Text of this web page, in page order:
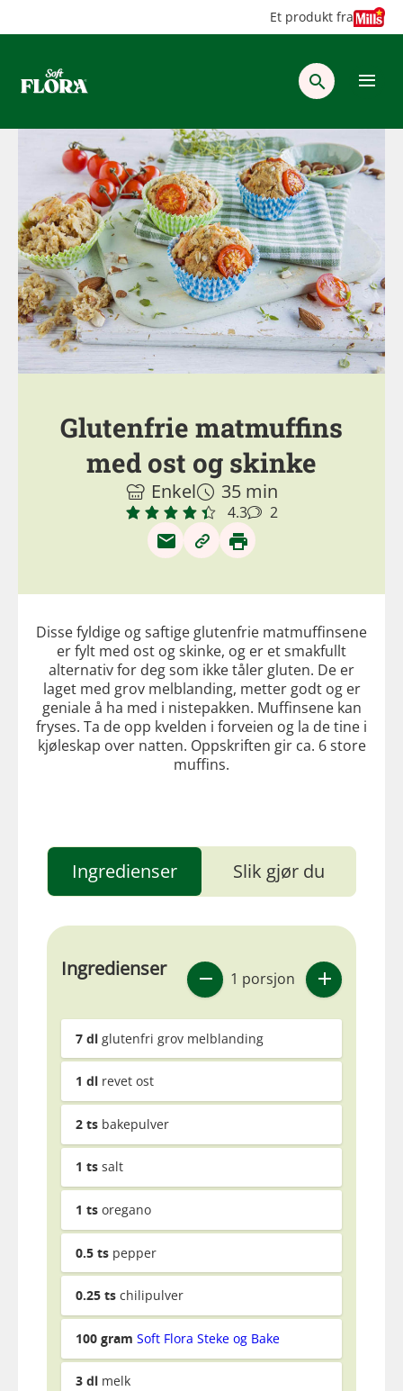
Et produkt fra
Glutenfrie matmuffins
med ost og skinke
Enkel 35 min
4.3 2
Disse fyldige og saftige glutenfrie matmuffinsene
er fylt med ost og skinke, og er et smakfullt
alternativ for deg som ikke tåler gluten. De er
laget med grov melblanding, metter godt og er
geniale å ha med i nistepakken. Muffinsene kan
fryses. Ta de opp kvelden i forveien og la de tine i
kjøleskap over natten. Oppskriften gir ca. 6 store
muffins.
Ingredienser Slik gjør du
Ingredienser 1 porsjon
7 dl glutenfri grov melblanding
1 dl revet ost
2 ts bakepulver
1 ts salt
1 ts oregano
0.5 ts pepper
0.25 ts chilipulver
100 gram Soft Flora Steke og Bake
3 dl melk